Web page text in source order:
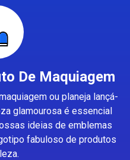
De Maquiagem
ou planeja lançá-
glamourosa é essencial
ideias de emblemas
fabuloso de produtos